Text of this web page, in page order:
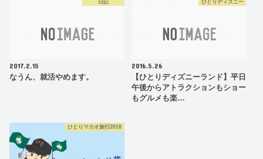
日記
2017.2.15
なうん、就活やめます。
ひとりディズニー
2016.5.26
【ひとりディズニーランド】平日
午後からアトラクションもショー
もグルメも楽…
ひとりマカオ旅行2018